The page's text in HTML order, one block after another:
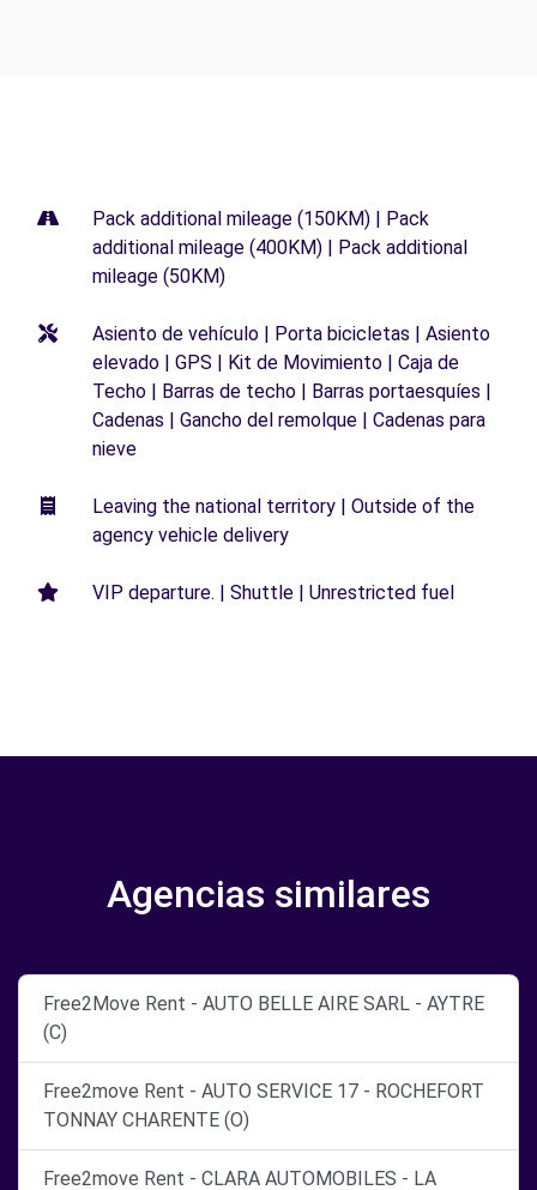
Pack additional mileage (150KM) | Pack
additional mileage (400KM) | Pack additional
mileage (50KM)
Asiento de vehículo | Porta bicicletas | Asiento
elevado | GPS | Kit de Movimiento | Caja de
Techo | Barras de techo | Barras portaesquíes |
Cadenas | Gancho del remolque | Cadenas para
nieve
Leaving the national territory | Outside of the
agency vehicle delivery
VIP departure. | Shuttle | Unrestricted fuel
Agencias similares
Free2Move Rent - AUTO BELLE AIRE SARL - AYTRE
(C)
Free2move Rent - AUTO SERVICE 17 - ROCHEFORT
TONNAY CHARENTE (O)
Free2move Rent - CLARA AUTOMOBILES - LA